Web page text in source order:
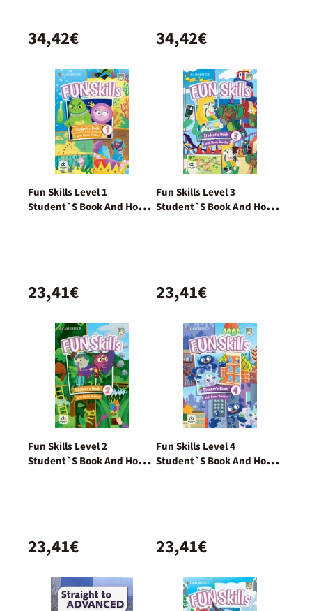
34,42€ 34,42€
Fun Skills Level 1
Student`S Book And Home
23,41€
Fun Skills Level 3
Student`S Book And Home
23,41€
Fun Skills Level 2
Student`S Book And Home
23,41€
Fun Skills Level 4
Student`S Book And Home
23,41€